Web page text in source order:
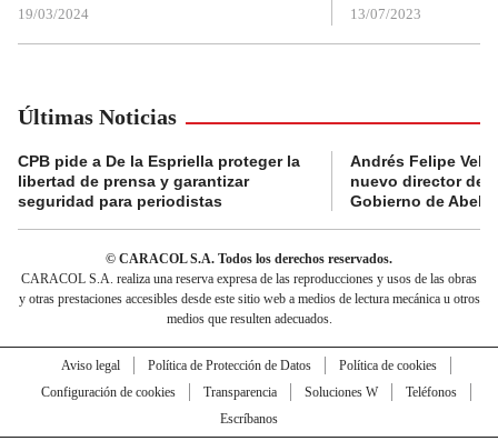
19/03/2024 13/07/2023
Últimas Noticias
CPB pide a De la Espriella proteger la
libertad de prensa y garantizar
seguridad para periodistas
Andrés Felipe
nuevo director de
Gobierno de
© CARACOL S.A. Todos los derechos reservados.
CARACOL S.A. realiza una reserva expresa de las reproducciones y usos de las obras
y otras prestaciones accesibles desde este sitio web a medios de lectura mecánica u otros
medios que resulten adecuados.
Aviso legal Política de Protección de Datos
Política de cookies
Configuración de cookies
Transparencia Soluciones W
Teléfonos
Escríbanos